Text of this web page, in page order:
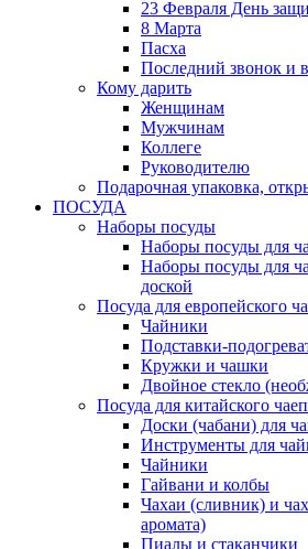
23 Февраля День
8 Марта
Пасха
Последний звонок и
Кому дарить
Женщинам
Мужчинам
Коллеге
Руководителю
Подарочная упаковка,
ПОСУДА
Наборы посуды
Наборы посуды для
Наборы посуды для
доской
Посуда для европейского
Чайники
Подставки-
Кружки и чашки
Двойное стекло
Посуда для китайского
Доски (чабани) для
Инструменты для
Чайники
Гайвани и колбы
Чахаи (сливник) и
аромата)
Пиалы и стаканчики